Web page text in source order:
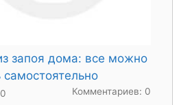
запоя дома: все можно
самостоятельно
Комментариев: 0